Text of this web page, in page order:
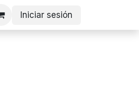
Iniciar sesión